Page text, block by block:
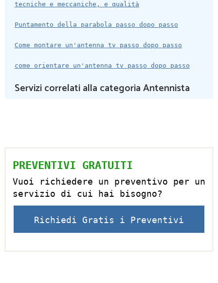
tecniche e meccaniche, e qualità
Puntamento della parabola passo dopo passo
Come montare un'antenna tv passo dopo passo
come orientare un'antenna tv passo dopo passo
Servizi correlati alla categoria Antennista
PREVENTIVI GRATUITI
Vuoi richiedere un preventivo per un
servizio di cui hai bisogno?
Richiedi Gratis i Preventivi